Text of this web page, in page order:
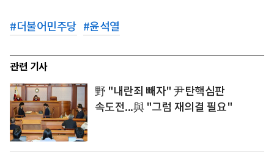
#더불어민주당 #윤석열
관련 기사
野 "내란죄 빼자" 尹탄핵심판
속도전...與 "그럼 재의결 필요"